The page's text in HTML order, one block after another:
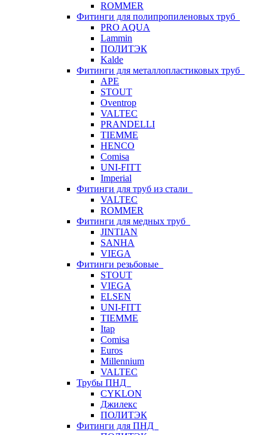
ROMMER
Фитинги для полипропиленовых труб
PRO AQUA
Lammin
ПОЛИТЭК
Kalde
Фитинги для металлопластиковых труб
APE
STOUT
Oventrop
VALTEC
PRANDELLI
TIEMME
HENCO
Comisa
UNI-FITT
Imperial
Фитинги для труб из стали
VALTEC
ROMMER
Фитинги для медных труб
JINTIAN
SANHA
VIEGA
Фитинги резьбовые
STOUT
VIEGA
ELSEN
UNI-FITT
TIEMME
Itap
Comisa
Euros
Millennium
VALTEC
Трубы ПНД
CYKLON
Джилекс
ПОЛИТЭК
Фитинги для ПНД